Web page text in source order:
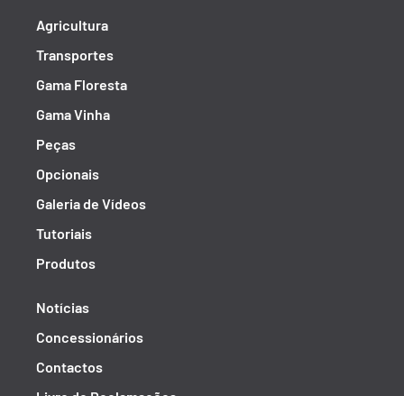
Agricultura
Transportes
Gama Floresta
Gama Vinha
Peças
Opcionais
Galeria de Vídeos
Tutoriais
Produtos
Notícias
Concessionários
Contactos